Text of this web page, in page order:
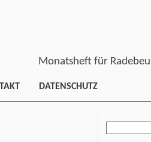
Monatsheft für
DATENSCHUTZ